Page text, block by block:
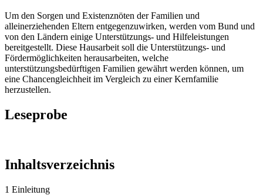
Um den Sorgen und Existenznöten der Familien und
alleinerziehenden Eltern entgegenzuwirken, werden vom Bund und
von den Ländern einige Unterstützungs- und Hilfeleistungen
bereitgestellt. Diese Hausarbeit soll die Unterstützungs- und
Fördermöglichkeiten herausarbeiten, welche
unterstützungsbedürftigen Familien gewährt werden können, um
eine Chancengleichheit im Vergleich zu einer Kernfamilie
herzustellen.
Leseprobe
Inhaltsverzeichnis
1 Einleitung